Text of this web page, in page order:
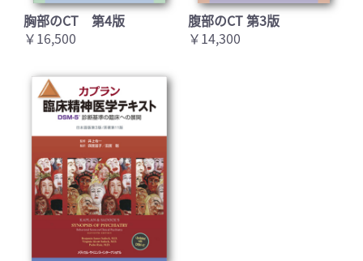
胸部のCT 第4版
￥16,500
腹部のCT 第3版
￥14,300